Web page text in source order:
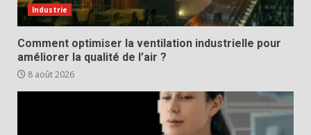
Industrie
Comment optimiser la ventilation industrielle pour
améliorer la qualité de l’air ?
8 août 2026